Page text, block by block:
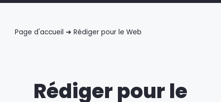
Page d'accueil ➜ Rédiger pour le Web
Rédiger pour le